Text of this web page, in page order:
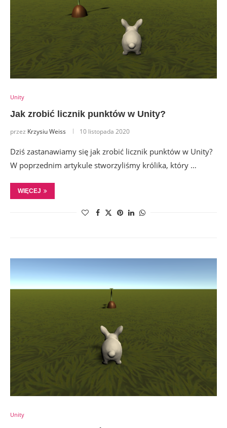
Unity
Jak zrobić licznik punktów w Unity?
przez Krzysiu Weiss 10 listopada 2020
Dziś zastanawiamy się jak zrobić licznik punktów w Unity?
W poprzednim artykule stworzyliśmy królika, który …
WIĘCEJ
Unity